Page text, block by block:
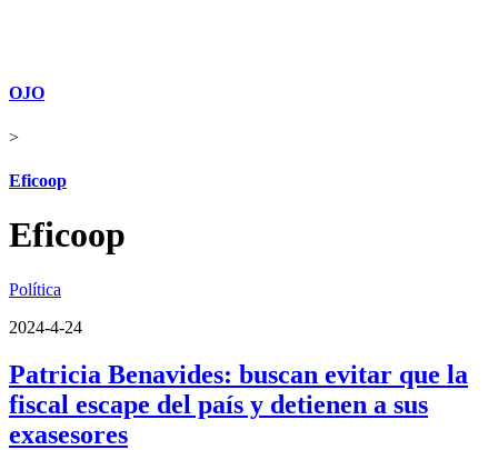
OJO
>
Eficoop
Eficoop
Política
2024-4-24
Patricia Benavides: buscan evitar que la
fiscal escape del país y detienen a sus
exasesores